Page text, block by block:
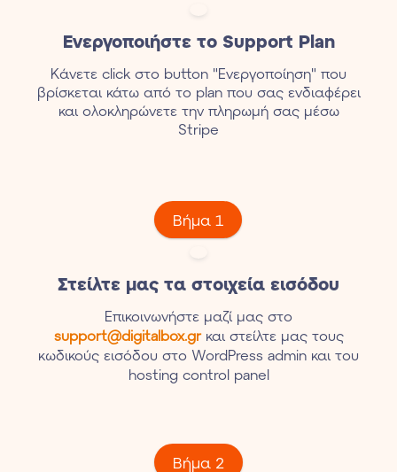
Ενεργοποιήστε το Support Plan
Kάνετε click στο button "Eνεργοποίηση" που
βρίσκεται κάτω από το plan που σας ενδιαφέρει
και ολοκληρώνετε την πληρωμή σας μέσω
Stripe
Bήμα 1
Στείλτε μας τα στοιχεία εισόδου
Eπικοινωνήστε μαζί μας στο
support@digitalbox.grκαι στείλτε μας τους
κωδικούς εισόδου στο WordPress admin και του
hosting control panel
Bήμα 2